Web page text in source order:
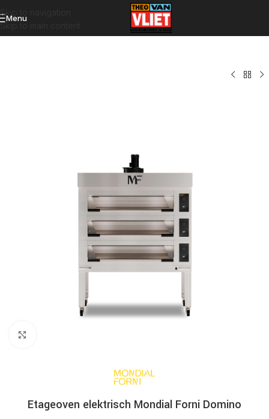
Skip to navigation
Skip to main content
Menu
Etageoven elektrisch Mondial Forni Domino